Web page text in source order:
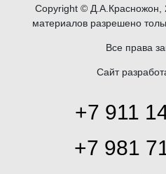
Copyright © Д.А.Красножон,
материалов разрешено
Все права
Сайт
+7 911
+7 981